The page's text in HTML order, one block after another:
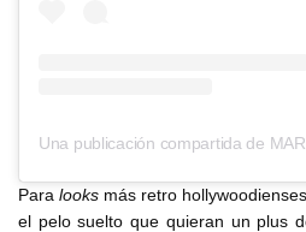
Paralooks más retro
el pelo suelto que quieran un plus